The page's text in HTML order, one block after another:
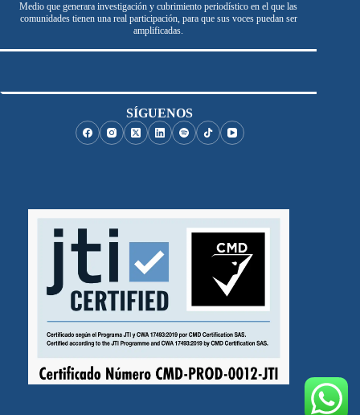
Medio que generara investigación y cubrimiento periodístico en el que las
comunidades tienen una real participación, para que sus voces puedan ser
amplificadas.
SÍGUENOS